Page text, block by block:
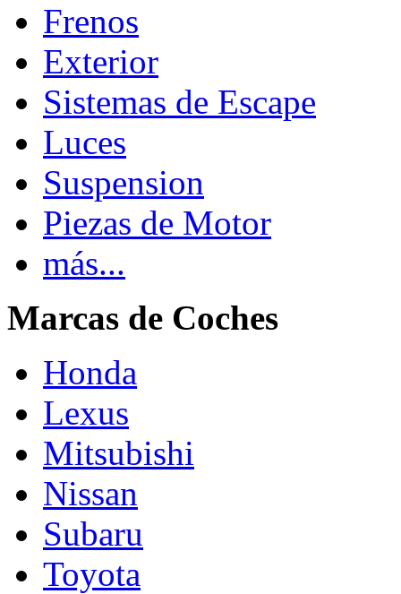
Frenos
Exterior
Sistemas de Escape
Luces
Suspension
Piezas de Motor
más...
Marcas de Coches
Honda
Lexus
Mitsubishi
Nissan
Subaru
Toyota